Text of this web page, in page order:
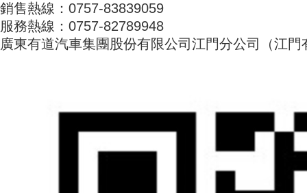
銷售熱線：0757-83839059
服務熱線：0757-82789948
廣東有道汽車集團股份有限公司江門分公司（江門